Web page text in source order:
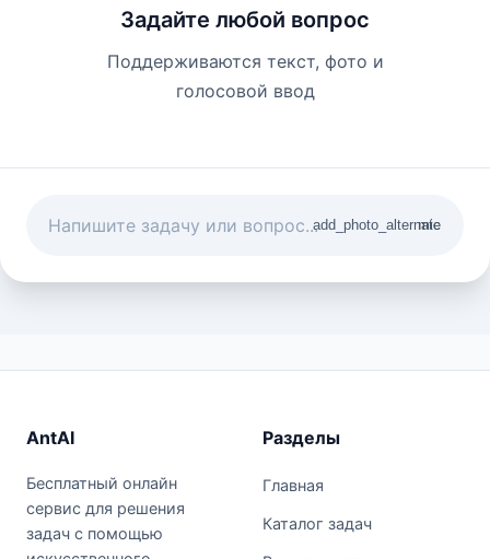
Задайте любой вопрос
Поддерживаются текст, фото и
голосовой ввод
add_photo_alternate
mic
AntAI
Бесплатный онлайн
сервис для решения
задач с помощью
Разделы
Главная
Каталог задач